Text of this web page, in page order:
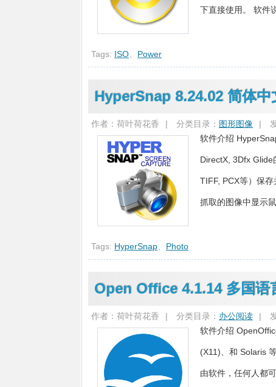
下直接使用。 软件
Tags: ISO Power
HyperSnap 8.24.02 简体中
作者：荷叶荷花香 | 分类目录： 图形图像 |
软件介绍
DirectX, 3Dfx Glide
TIFF, PCX等）保
抓取的图像中显示
Tags: HyperSnap Photo
Open Office 4.1.14 多国语
作者：荷叶荷花香 | 分类目录： 办公阅读 |
软件介绍
(X11)、和 Solaris
由软件，任何人都